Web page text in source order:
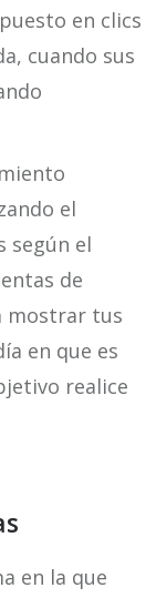
en clics
cuando sus
el
según el
de
mostrar tus
en que es
realice
en la que